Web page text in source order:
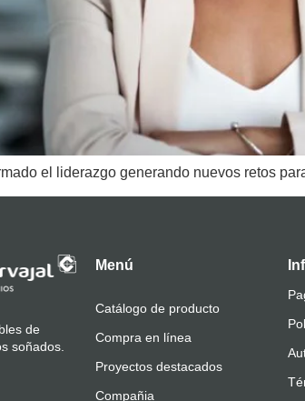
el liderazgo generando nuevos retos
de
soñados.
Menú
Catálogo de producto
Compra en línea
Proyectos destacados
Compañia